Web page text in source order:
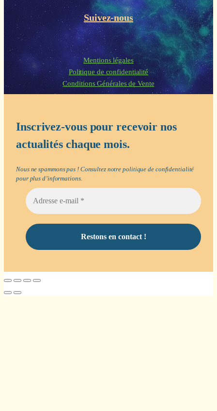
Suivez-nous
Mentions légales
Politique de confidentialité
Conditions Générales de Vente
Inscrivez-vous pour recevoir nos
actualités chaque mois.
Nous ne spammons pas ! Consultez notrepolitique de confidentialité
pour plus d’informations.